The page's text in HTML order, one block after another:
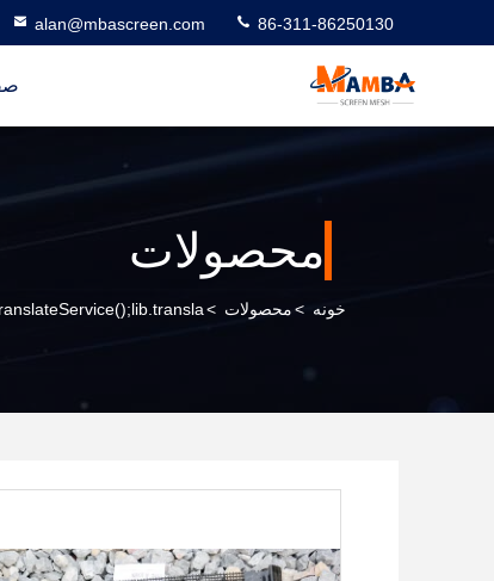
alan@mbascreen.com 86-311-86250130
محصولات
خونه >محصولات >